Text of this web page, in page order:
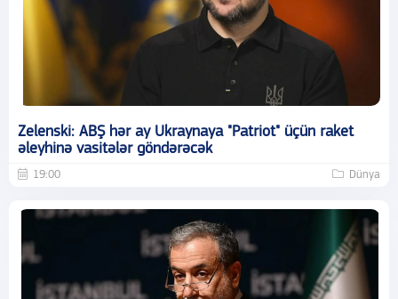
Zelenski: ABŞ hər ay Ukraynaya "Patriot" üçün raket
əleyhinə vasitələr göndərəcək
19:00 Dünya